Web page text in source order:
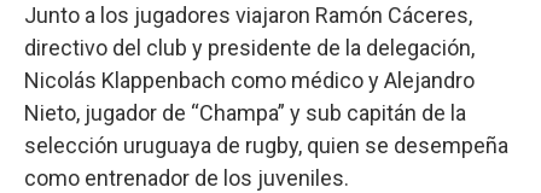
Junto a los jugadores viajaron Ramón Cáceres,
directivo del club y presidente de la delegación,
Nicolás Klappenbach como médico y Alejandro
Nieto, jugador de “Champa” y sub capitán de la
selección uruguaya de rugby, quien se desempeña
como entrenador de los juveniles.